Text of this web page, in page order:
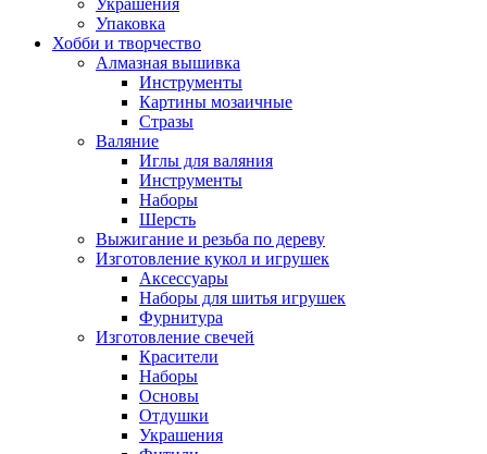
Украшения
Упаковка
Хобби и творчество
Алмазная вышивка
Инструменты
Картины мозаичные
Стразы
Валяние
Иглы для валяния
Инструменты
Наборы
Шерсть
Выжигание и резьба по дереву
Изготовление кукол и игрушек
Аксессуары
Наборы для шитья игрушек
Фурнитура
Изготовление свечей
Красители
Наборы
Основы
Отдушки
Украшения